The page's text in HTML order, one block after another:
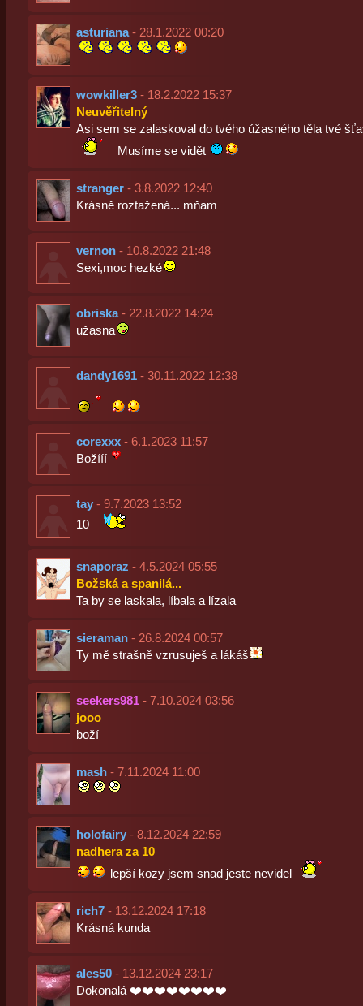
asturiana- 28.1.2022 00:20
wowkiller3- 18.2.2022 15:37
Neuvěřitelný
Asi sem se zalaskoval do tvého úžasného těla tvé
Musíme se vidět
stranger- 3.8.2022 12:40
Krásně roztažená... mňam
vernon- 10.8.2022 21:48
Sexi,moc hezké
obriska- 22.8.2022 14:24
užasna
dandy1691- 30.11.2022 12:38
corexxx- 6.1.2023 11:57
Božííí
tay- 9.7.2023 13:52
10
snaporaz - 4.5.2024 05:55
Božská a spanilá...
Ta by se laskala, líbala a lízala
sieraman- 26.8.2024 00:57
Ty mě strašně vzrusuješ a lákáš
seekers981- 7.10.2024 03:56
jooo
boží
mash- 7.11.2024 11:00
holofairy- 8.12.2024 22:59
nadhera za 10
lepší kozy jsem snad jeste nevidel
rich7- 13.12.2024 17:18
Krásná kunda
ales50- 13.12.2024 23:17
Dokonalá ❤️❤️❤️❤️❤️❤️❤️❤️